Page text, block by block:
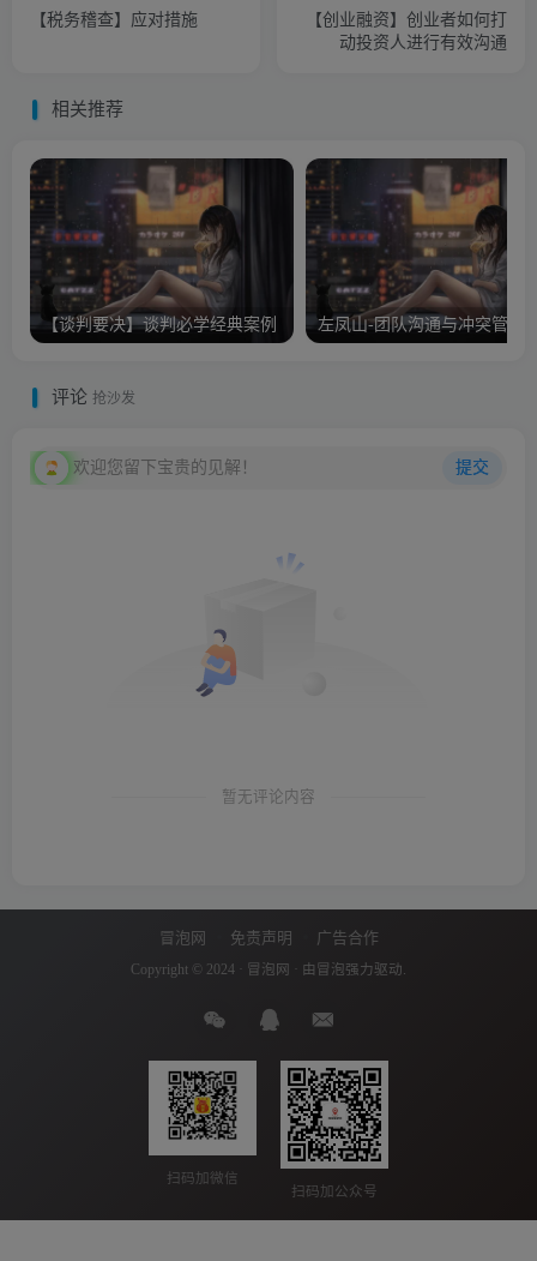
【税务稽查】应对措施
【创业融资】创业者如何打
动投资人进行有效沟通
相关推荐
【谈判要决】谈判必学经典案例 左凤山-团队沟通与冲突管理
评论 抢沙发
欢迎您留下宝贵的见解！ 提交
暂无评论内容
冒泡网 免责声明 广告合作
Copyright © 2024 · 冒泡网 · 由 冒泡 强力驱动.
扫码加微信
扫码加公众号